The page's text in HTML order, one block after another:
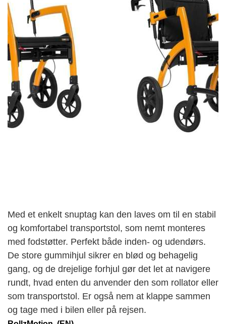
Med et enkelt snuptag kan den laves om til en stabil
og komfortabel transportstol, som nemt monteres
med fodstøtter. Perfekt både inden- og udendørs.
De store gummihjul sikrer en blød og behagelig
gang, og de drejelige forhjul gør det let at navigere
rundt, hvad enten du anvender den som rollator eller
som transportstol. Er også nem at klappe sammen
og tage med i bilen eller på rejsen.